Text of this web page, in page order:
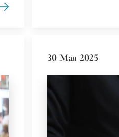
30 Мая 2025